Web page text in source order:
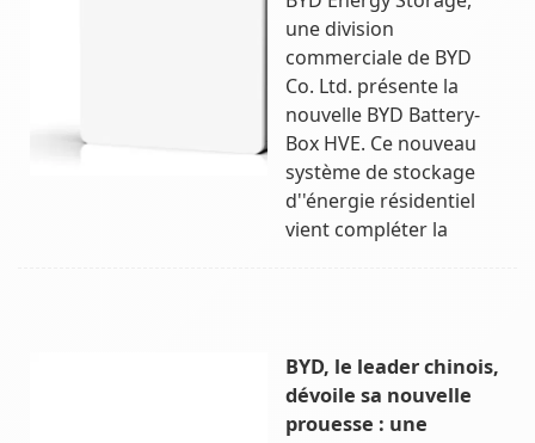
une division
commerciale de BYD
Co. Ltd. présente la
nouvelle BYD Battery-
Box HVE. Ce nouveau
système de stockage
d''énergie résidentiel
vient compléter la
BYD, le leader chinois,
dévoile sa nouvelle
prouesse : une